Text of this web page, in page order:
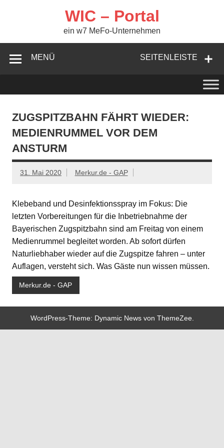
WIC – Portal
ein w7 MeFo-Unternehmen
SEITENLEISTE
MENÜ
ZUGSPITZBAHN FÄHRT WIEDER:
MEDIENRUMMEL VOR DEM
ANSTURM
31. Mai 2020 Merkur.de - GAP
Klebeband und Desinfektionsspray im Fokus: Die
letzten Vorbereitungen für die Inbetriebnahme der
Bayerischen Zugspitzbahn sind am Freitag von einem
Medienrummel begleitet worden. Ab sofort dürfen
Naturliebhaber wieder auf die Zugspitze fahren – unter
Auflagen, versteht sich. Was Gäste nun wissen müssen.
Merkur.de - GAP
WordPress-Theme: Dynamic News von ThemeZee.